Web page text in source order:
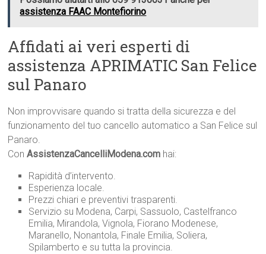
assistenza FAAC Montefiorino
Affidati ai veri esperti di
assistenza APRIMATIC San Felice
sul Panaro
Non improvvisare quando si tratta della sicurezza e del
funzionamento del tuo cancello automatico a San Felice sul
Panaro.
ConAssistenzaCancelliModena.com hai:
Rapidità d’intervento.
Esperienza locale.
Prezzi chiari e preventivi trasparenti.
Servizio su Modena, Carpi, Sassuolo, Castelfranco
Emilia, Mirandola, Vignola, Fiorano Modenese,
Maranello, Nonantola, Finale Emilia, Soliera,
Spilamberto e su tutta la provincia.